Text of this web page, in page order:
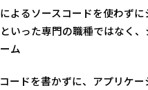
よるソースコードを使わずに
いった専門の職種ではなく
ム
ードを書かずに、アプリケ